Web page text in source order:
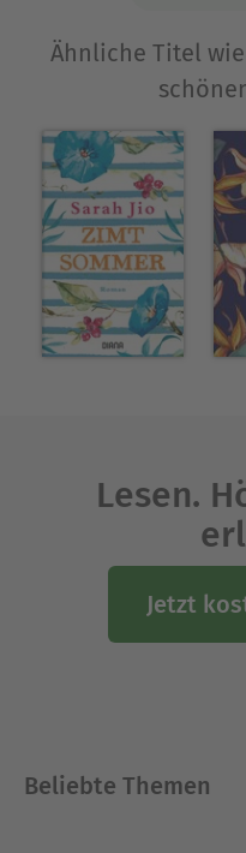
Ähnliche Titel
Lesen.
Jetzt
Beliebte Themen